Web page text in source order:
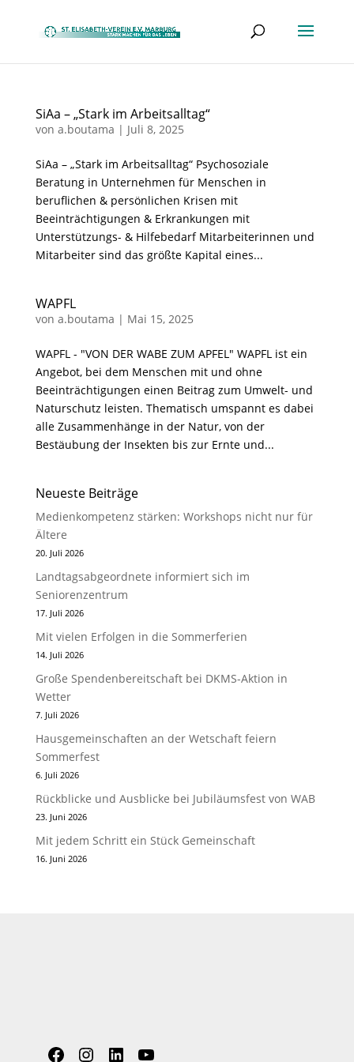
SiAa – „Stark im Arbeitsalltag“
von a.boutama | Juli 8, 2025
SiAa – „Stark im Arbeitsalltag“ Psychosoziale
Beratung in Unternehmen für Menschen in
beruflichen & persönlichen Krisen mit
Beeinträchtigungen & Erkrankungen mit
Unterstützungs- & Hilfebedarf Mitarbeiterinnen und
Mitarbeiter sind das größte Kapital eines...
WAPFL
von a.boutama | Mai 15, 2025
WAPFL - "VON DER WABE ZUM APFEL" WAPFL ist ein
Angebot, bei dem Menschen mit und ohne
Beeinträchtigungen einen Beitrag zum Umwelt- und
Naturschutz leisten. Thematisch umspannt es dabei
alle Zusammenhänge in der Natur, von der
Bestäubung der Insekten bis zur Ernte und...
Neueste Beiträge
Medienkompetenz stärken: Workshops nicht nur für
Ältere
20. Juli 2026
Landtagsabgeordnete informiert sich im
Seniorenzentrum
17. Juli 2026
Mit vielen Erfolgen in die Sommerferien
14. Juli 2026
Große Spendenbereitschaft bei DKMS-Aktion in
Wetter
7. Juli 2026
Hausgemeinschaften an der Wetschaft feiern
Sommerfest
6. Juli 2026
Rückblicke und Ausblicke bei Jubiläumsfest von WAB
23. Juni 2026
Mit jedem Schritt ein Stück Gemeinschaft
16. Juni 2026
Facebook
Instagram
LinkedInYouTube